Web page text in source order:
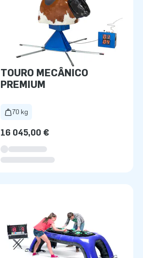
TOURO MECÂNICO
PREMIUM
70 kg
16 045,00 €